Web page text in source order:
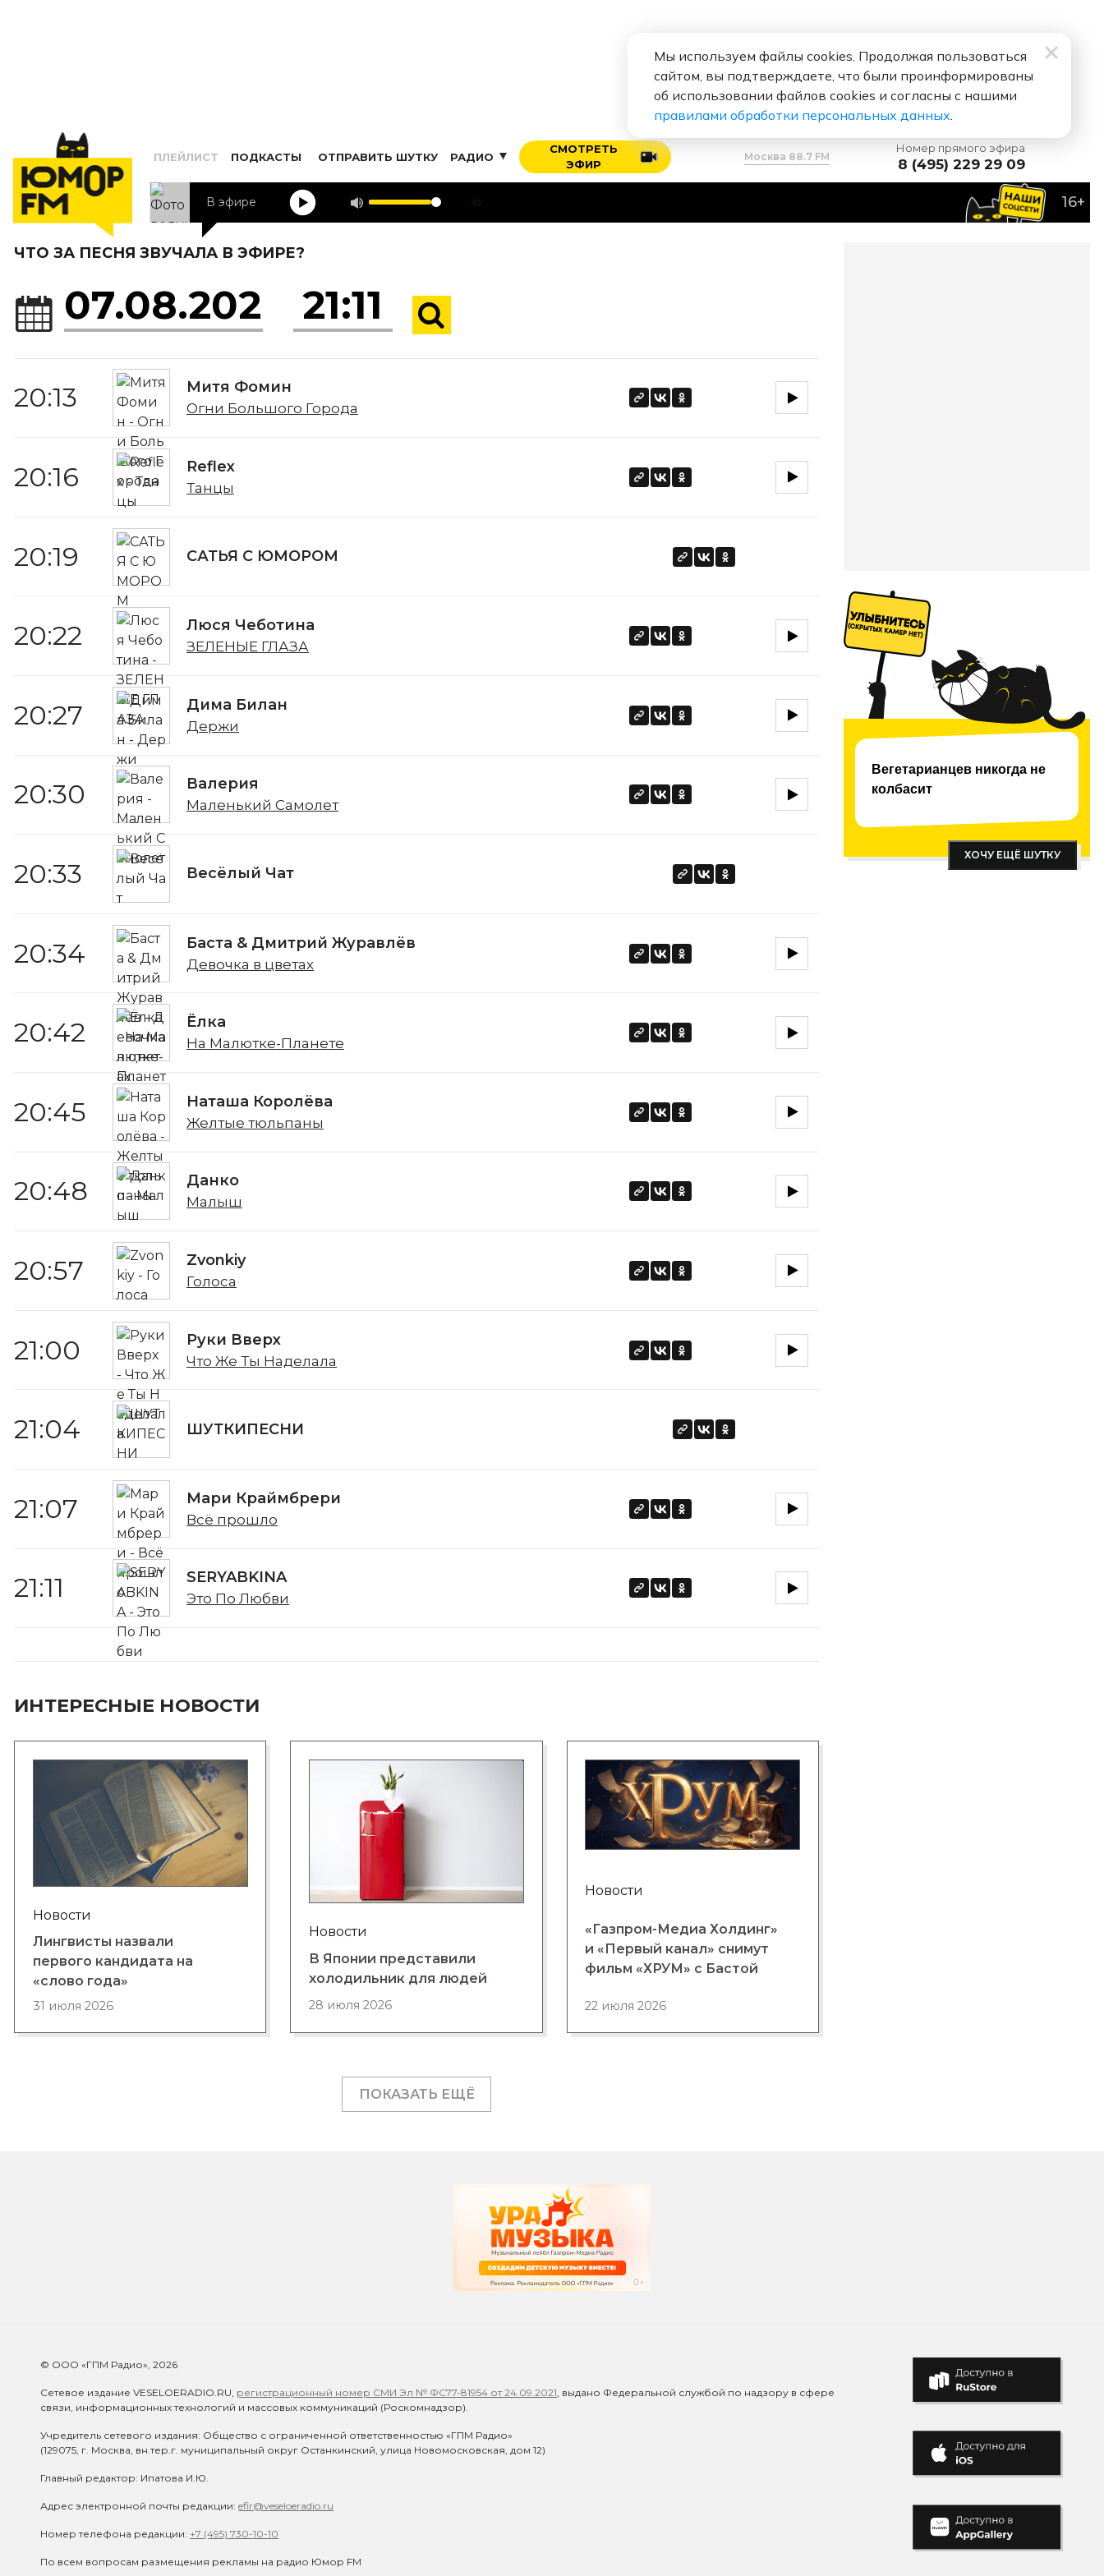
ПЛЕЙЛИСТ ПОДКАСТЫ ОТПРАВИТЬ ШУТКУ РАДИО
СМОТРЕТЬ
ЭФИР
Москва 88.7 FM
Номер прямого эфира
8 (495) 229 29 09
В эфире 16+
ЧТО ЗА ПЕСНЯ ЗВУЧАЛА В ЭФИРЕ?
20:13 Митя Фомин
Огни Большого Города
20:16 Reflex
Танцы
20:19 САТЬЯ С ЮМОРОМ
20:22 Люся Чеботина
ЗЕЛЕНЫЕ ГЛАЗА
20:27 Дима Билан
Держи
20:30 Валерия
Маленький Самолет
20:33 Весёлый Чат
20:34 Баста & Дмитрий Журавлёв
Девочка в цветах
20:42 Ёлка
На Малютке-Планете
20:45 Наташа Королёва
Желтые тюльпаны
20:48 Данко
Малыш
20:57 Zvonkiy
Голоса
21:00 Руки Вверх
Что Же Ты Наделала
21:04 ШУТКИПЕСНИ
21:07 Мари Краймбрери
Всё прошло
21:11 SERYABKINA
Это По Любви
ИНТЕРЕСНЫЕ НОВОСТИ
Новости
Лингвисты назвали
первого кандидата на
«слово года»
31 июля 2026
Новости
В Японии представили
холодильник для людей
28 июля 2026
Новости
«Газпром-Медиа Холдинг»
и «Первый канал» снимут
фильм «ХРУМ» с Бастой
22 июля 2026
ПОКАЗАТЬ ЕЩЁ
Вегетарианцев никогда не
колбасит
ХОЧУ ЕЩЁ ШУТКУ
© ООО «ГПМ Радио», 2026
Сетевое издание VESELOERADIO.RU, регистрационный номер СМИ Эл № ФС77-81954 от 24.09.2021 , выдано Федеральной службой по надзору в сфере
связи, информационных технологий и массовых коммуникаций (Роскомнадзор).
Учредитель сетевого издания: Общество с ограниченной ответственностью «ГПМ Радио»
(129075, г. Москва, вн.тер.г. муниципальный округ Останкинский, улица Новомосковская, дом 12)
Главный редактор: Ипатова И.Ю.
Адрес электронной почты редакции: efir@veseloeradio.ru
Номер телефона редакции: +7 (495) 730-10-10
По всем вопросам размещения рекламы на радио Юмор FM
Мы используем файлы cookies. Продолжая пользоваться
сайтом, вы подтверждаете, что были проинформированы
об использовании файлов cookies и согласны с нашими
правилами обработки персональных данных.